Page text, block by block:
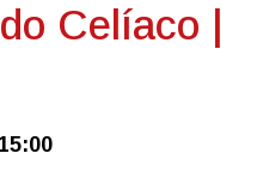
Celíaco |